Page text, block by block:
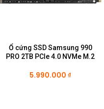
Ổ cứng SSD Samsung 990
PRO 2TB PCIe 4.0 NVMe M.2
5.990.000 ₫